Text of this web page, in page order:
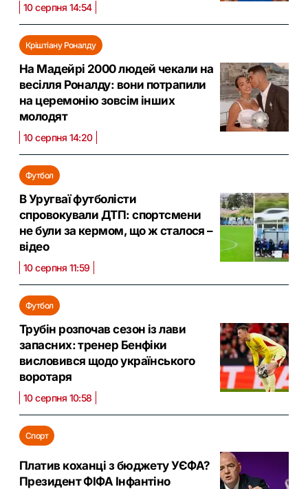
10 серпня 14:54
Кріштіану Роналду
На Мадейрі 2000 людей чекали на
весілля Роналду: вони потрапили
на церемонію зовсім інших
молодят
10 серпня 14:20
Футбол
В Уругваї футболісти
спровокували ДТП: спортсмени
не були за кермом, що ж сталося –
відео
10 серпня 11:59
Футбол
Трубін розпочав сезон із лави
запасних: тренер Бенфіки
висловився щодо українського
воротаря
10 серпня 10:58
Спорт
Платив коханці з бюджету УЄФА?
Президент ФІФА Інфантіно